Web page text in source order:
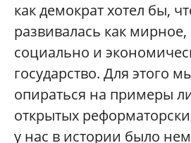
как демократ хотел бы,
развивалась как мирное,
социально и
государство. Для этого
опираться на примеры
открытых
у нас в истории было